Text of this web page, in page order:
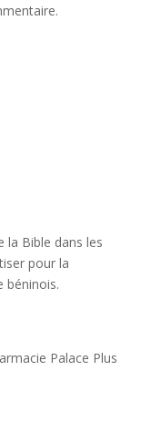
la Bible dans les
pour la
béninois.
Palace Plus